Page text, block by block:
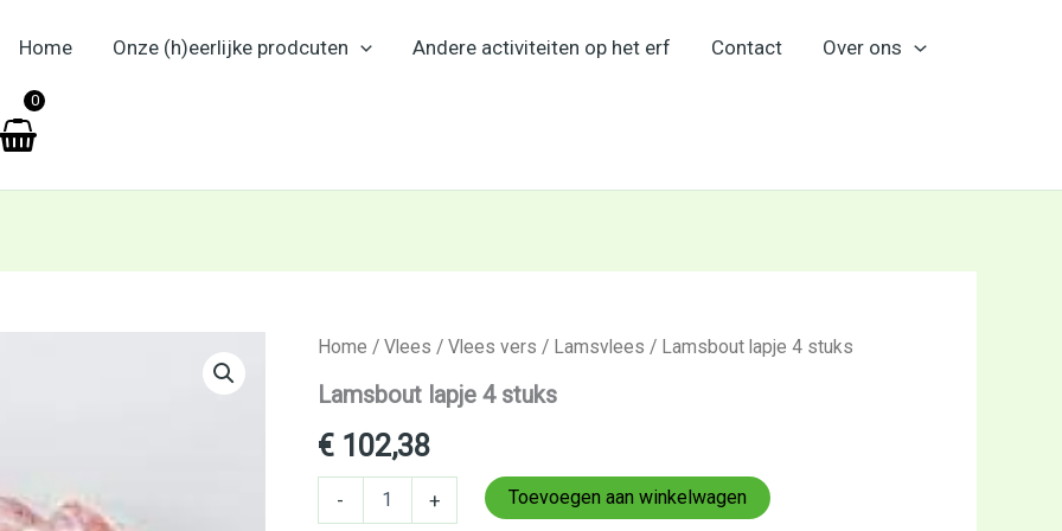
Home Onze (h)eerlijke prodcuten Andere activiteiten op het erf Contact Over ons
0
Home / Vlees / Vlees vers / Lamsvlees / Lamsbout lapje 4 stuks
Lamsbout lapje 4 stuks
€102,38
-
Lamsbout
4
aantal
+ Toevoegen aan winkelwagen